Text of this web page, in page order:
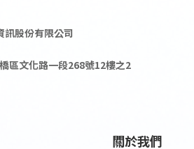
訊股份有限公司
區文化路一段268號12樓之2
關於我們